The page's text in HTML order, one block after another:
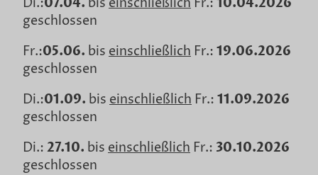
geschlossen
Fr.:05.06. bis einschließlich Fr.: 19.06.2026
geschlossen
Di.:01.09. bis einschließlich Fr.: 11.09.2026
geschlossen
Di.: 27.10. bis einschließlich Fr.: 30.10.2026
geschlossen